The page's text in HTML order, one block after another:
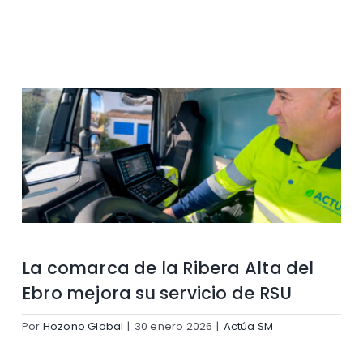
La comarca de la Ribera Alta del
Ebro mejora su servicio de RSU
Por Hozono Global | 30 enero 2026 | Actúa SM